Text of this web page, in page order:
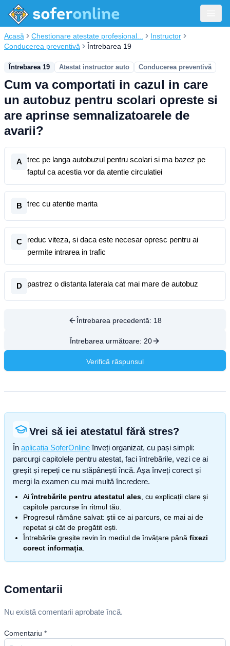
Acasă Chestionare atestate profesional...
Instructor
Conducerea preventivă
Întrebarea 19
Întrebarea 19 Atestat instructor auto Conducerea preventivă
Cum va comportati in cazul in care
un autobuz pentru scolari opreste si
are aprinse semnalizatoarele de
avarii?
A
trec pe langa autobuzul pentru scolari si ma bazez pe
faptul ca acestia vor da atentie circulatiei
B trec cu atentie marita
C
reduc viteza, si daca este necesar opresc pentru ai
permite intrarea in trafic
D pastrez o distanta laterala cat mai mare de autobuz
Întrebarea precedentă: 18
Întrebarea următoare: 20
Verifică răspunsul
Vrei să iei atestatul fără stres?
În aplicația SoferOnline înveți organizat, cu pași simpli:
parcurgi capitolele pentru atestat, faci întrebările, vezi ce ai
greșit și repeți ce nu stăpânești încă. Așa înveți corect și
mergi la examen cu mai multă încredere.
Aiîntrebările pentru atestatul ales , cu explicații clare și
capitole parcurse în ritmul tău.
Progresul rămâne salvat: știi ce ai parcurs, ce mai ai de
repetat și cât de pregătit ești.
Întrebările greșite revin în mediul de învățare până fixezi
corect informația
Comentarii
Nu există comentarii aprobate încă.
Comentariu *